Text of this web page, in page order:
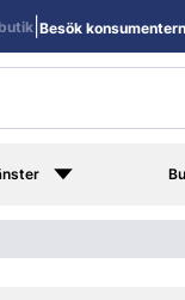
Besök